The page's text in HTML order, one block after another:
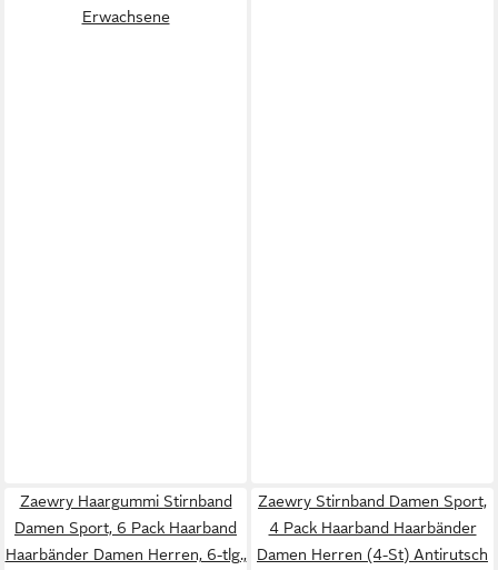
Erwachsene
Zaewry Haargummi Stirnband
Damen Sport, 6 Pack Haarband
Haarbänder Damen Herren, 6-tlg.,
Zaewry Stirnband Damen Sport,
4 Pack Haarband Haarbänder
Damen Herren (4-St) Antirutsch